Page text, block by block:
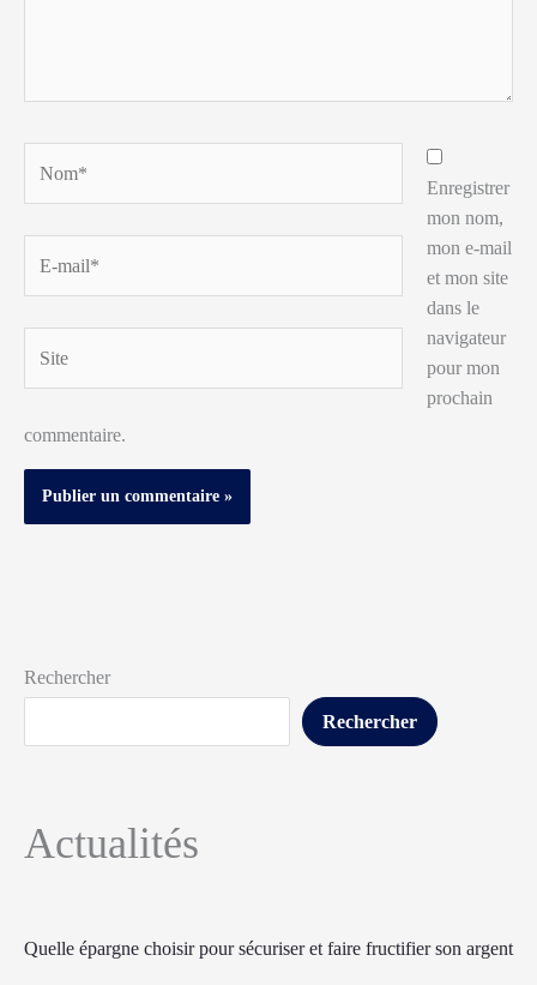
mail*
Enregistrer
mon nom,
mon e-mail
et mon site
dans le
navigateur
pour mon
prochain
commentaire.
Rechercher
Rechercher
Actualités
Quelle épargne choisir pour sécuriser et faire fructifier son argent